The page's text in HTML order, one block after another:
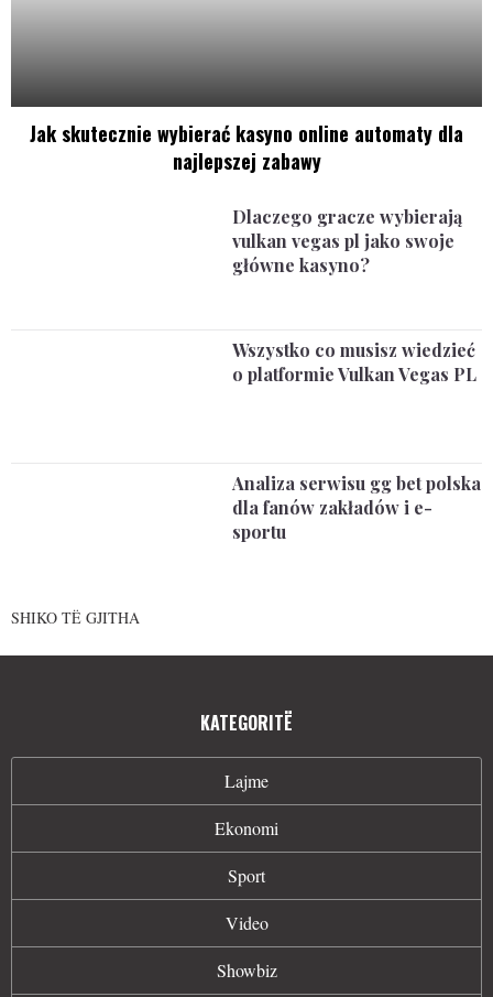
Jak skutecznie wybierać kasyno online automaty dla
najlepszej zabawy
Dlaczego gracze wybierają
vulkan vegas pl jako swoje
główne kasyno?
Wszystko co musisz wiedzieć
o platformie Vulkan Vegas PL
Analiza serwisu gg bet polska
dla fanów zakładów i e-
sportu
SHIKO TË GJITHA
KATEGORITË
Lajme
Ekonomi
Sport
Video
Showbiz